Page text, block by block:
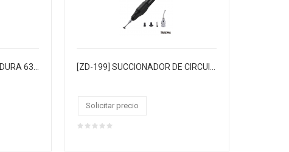
[ST-63/0.38(1/4L)] SOLDADURA 63/37 DE 0.38MM 1/4 LIBRA 120XCJ [ZD-199] SUCCIONADOR DE CIRCUITOS INTEGRADOS
Solicitar precio